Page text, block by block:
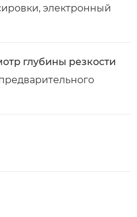
электронный
глубины резкости